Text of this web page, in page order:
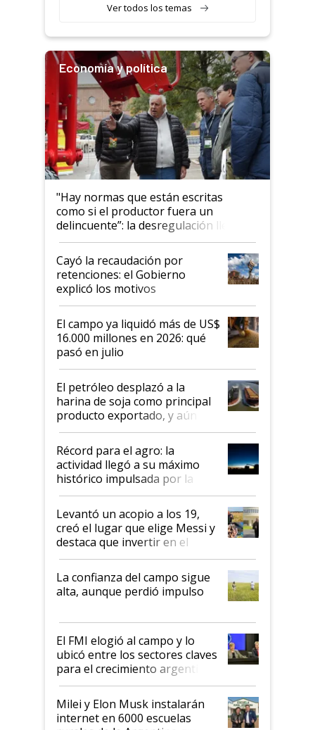
Ver todos los temas
Economía y política
"Hay normas que están escritas
como si el productor fuera un
delincuente”: la desregulación llegó
al Congreso Aapresid y hasta se
habló del financiamiento al IPCVA
Cayó la recaudación por
retenciones: el Gobierno
explicó los motivos
El campo ya liquidó más de US$
16.000 millones en 2026: qué
pasó en julio
El petróleo desplazó a la
harina de soja como principal
producto exportado, y aún así
el agro aportó casi seis de cada
diez dólares y sostuvo el
liderazgo en un semestre
récord
Récord para el agro: la
actividad llegó a su máximo
histórico impulsada por la
cosecha y las exportaciones
Levantó un acopio a los 19,
creó el lugar que elige Messi y
destaca que invertir en el
kirchnerismo era como "darle
plata a un hijo para droga":
Juan Félix Rossetti, el libertario
que de una dura crisis salió
de Milei
La confianza del campo sigue
alta, aunque perdió impulso
El FMI elogió al campo y lo
ubicó entre los sectores claves
para el crecimiento argentino
Milei y Elon Musk instalarán
internet en 6000 escuelas